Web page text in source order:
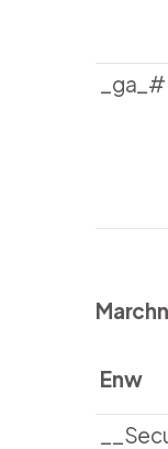
_ga_#
Enw